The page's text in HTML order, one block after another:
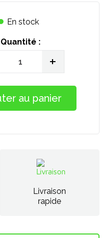
En stock
Quantité :
+
au panier
Livraison
rapide